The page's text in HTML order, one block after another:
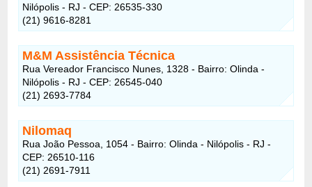
Nilópolis - RJ - CEP: 26535-330
(21) 9616-8281
M&M Assistência Técnica
Rua Vereador Francisco Nunes, 1328 - Bairro: Olinda -
Nilópolis - RJ - CEP: 26545-040
(21) 2693-7784
Nilomaq
Rua João Pessoa, 1054 - Bairro: Olinda - Nilópolis - RJ -
CEP: 26510-116
(21) 2691-7911